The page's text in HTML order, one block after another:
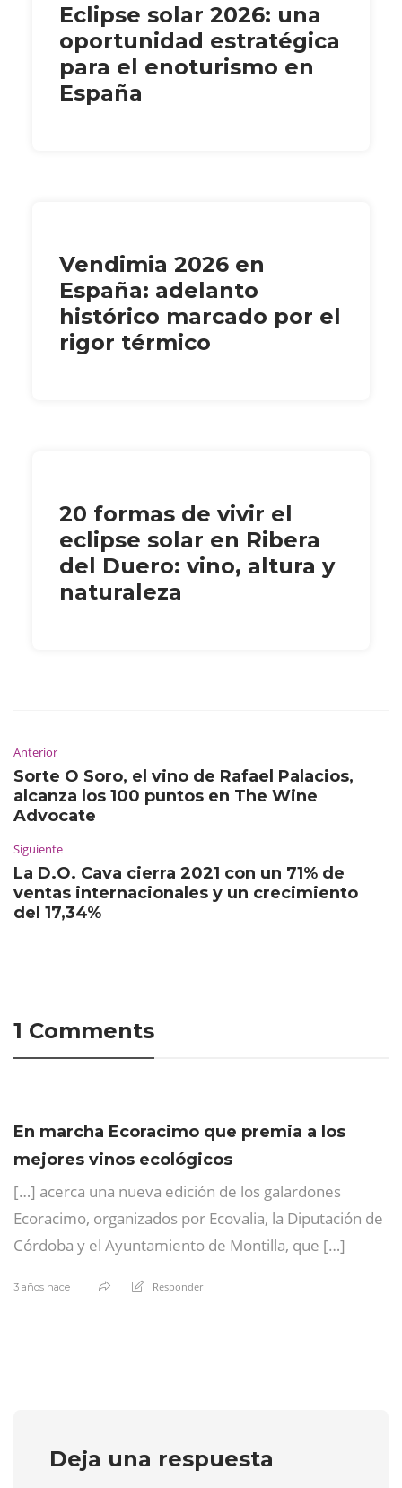
Eclipse solar 2026: una
oportunidad estratégica
para el enoturismo en
España
Vendimia 2026 en
España: adelanto
histórico marcado por el
rigor térmico
20 formas de vivir el
eclipse solar en Ribera
del Duero: vino, altura y
naturaleza
Anterior
Sorte O Soro, el vino de Rafael Palacios,
alcanza los 100 puntos en The Wine
Advocate
Siguiente
La D.O. Cava cierra 2021 con un 71% de
ventas internacionales y un crecimiento
del 17,34%
1 Comments
En marcha Ecoracimo que premia a los
mejores vinos ecológicos
[…] acerca una nueva edición de los galardones
Ecoracimo, organizados por Ecovalia, la Diputación de
Córdoba y el Ayuntamiento de Montilla, que […]
3 años hace Responder
Deja una respuesta